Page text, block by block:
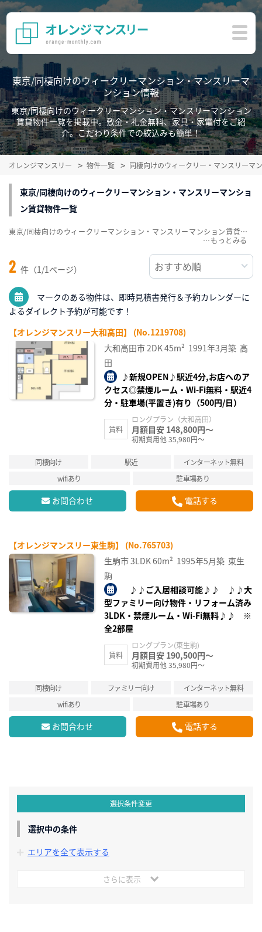
東京/同棲向けのウィークリーマンション・マンスリーマ
ンション情報
東京/同棲向けのウィークリーマンション・マンスリーマンション
賃貸物件一覧を掲載中。敷金・礼金無料、家具・家電付をご紹
介。こだわり条件での絞込みも簡単！
オレンジマンスリー 物件一覧 同棲向けのウィークリー・マンスリーマ
東京/同棲向けのウィークリーマンション・マンスリーマンショ
ン賃貸物件一覧
2 件（1/1ページ）
マークのある物件は、即時見積書発行＆予約カレンダーに
よるダイレクト予約が可能です！
【オレンジマンスリー大和高田】 (No.1219708)
大和高田市2DK45m² 1991年3月築 高
田
♪新規OPEN♪駅近4分,お店へのア
クセス◎禁煙ルーム・Wi-Fi無料・駅近4
分・駐車場(平置き)有り（500円/日）
賃料
ロングプラン（大和高田）
月額目安 148,800円～
初期費用他 35,980円～
同棲向け 駅近
インターネット無料
wifiあり
駐車場あり
お問合わせ 電話する
【オレンジマンスリー東生駒】 (No.765703)
生駒市3LDK60m² 1995年5月築 東生
駒
♪♪ご入居相談可能♪♪ ♪♪大
型ファミリー向け物件・リフォーム済み
3LDK・禁煙ルーム・Wi-Fi無料♪♪ ※
全2部屋
賃料
ロングプラン(東生駒)
月額目安 190,500円～
初期費用他 35,980円～
同棲向け ファミリー向け
インターネット無料
wifiあり
駐車場あり
お問合わせ 電話する
東京/同棲向けのウィークリーマンション・マンスリーマンション賃貸物件一覧を掲載中。敷金・礼金無料、家具・家電付をご紹介。こだわり条件での絞込みも簡単！
…
選択条件変更
選択中の条件
エリアを全て表示する
さらに表示